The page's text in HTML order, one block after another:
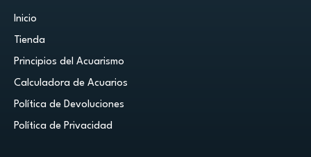
Inicio
Tienda
Principios del Acuarismo
Calculadora de Acuarios
Política de Devoluciones
Política de Privacidad